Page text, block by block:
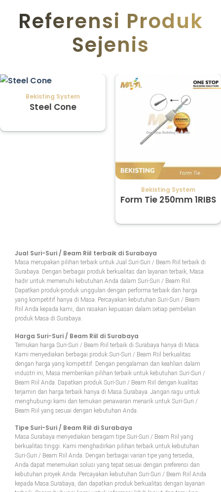
Referensi Produk
Sejenis
Bekisting System
Steel Cone
Bekisting System
Form Tie 250mm 1RIBS
Jual Suri-Suri / Beam Riil terbaik di Surabaya
Masa merupakan pilihan terbaik untuk Jual Suri-Suri / Beam Riil terbaik di
Surabaya. Dengan berbagai produk berkualitas dan layanan terbaik, Masa
hadir untuk memenuhi kebutuhan Anda dalam Suri-Suri / Beam Riil.
Dapatkan produk-produk unggulan dengan performa terbaik dan harga
yang kompetitif hanya di Masa. Percayakan kebutuhan Suri-Suri / Beam
Riil Anda kepada kami, dan rasakan kepuasan dalam setiap pembelian
produk Masa di Surabaya.
Harga Suri-Suri / Beam Riil di Surabaya
Temukan harga Suri-Suri / Beam Riil terbaik di Surabaya hanya di Masa.
Kami menyediakan berbagai produk Suri-Suri / Beam Riil berkualitas
dengan harga yang kompetitif. Dengan pengalaman dan keahlian dalam
industri ini, Masa memberikan pilihan terbaik untuk kebutuhan Suri-Suri /
Beam Riil Anda. Dapatkan produk Suri-Suri / Beam Riil dengan kualitas
terjamin dan harga terbaik hanya di Masa Surabaya. Jangan ragu untuk
menghubungi kami dan temukan penawaran menarik untuk Suri-Suri /
Beam Riil yang sesuai dengan kebutuhan Anda.
Tipe Suri-Suri / Beam Riil di Surabaya
Masa Surabaya menyediakan beragam tipe Suri-Suri / Beam Riil yang
berkualitas tinggi. Kami menghadirkan pilihan terbaik untuk kebutuhan
Suri-Suri / Beam Riil Anda. Dengan berbagai varian tipe yang tersedia,
Anda dapat menemukan solusi yang tepat sesuai dengan preferensi dan
kebutuhan proyek Anda. Percayakan kebutuhan Suri-Suri / Beam Riil Anda
kepada Masa Surabaya, dan dapatkan produk berkualitas dengan layanan